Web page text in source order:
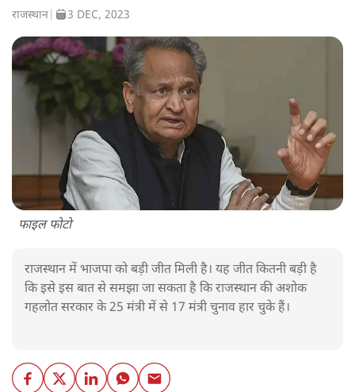
राजस्थान 3 DEC, 2023
फाइल फोटो
राजस्थान में भाजपा को बड़ी जीत मिली है। यह जीत कितनी बड़ी है
कि इसे इस बात से समझा जा सकता है कि राजस्थान की अशोक
गहलोत सरकार के 25 मंत्री में से 17 मंत्री चुनाव हार चुके हैं।